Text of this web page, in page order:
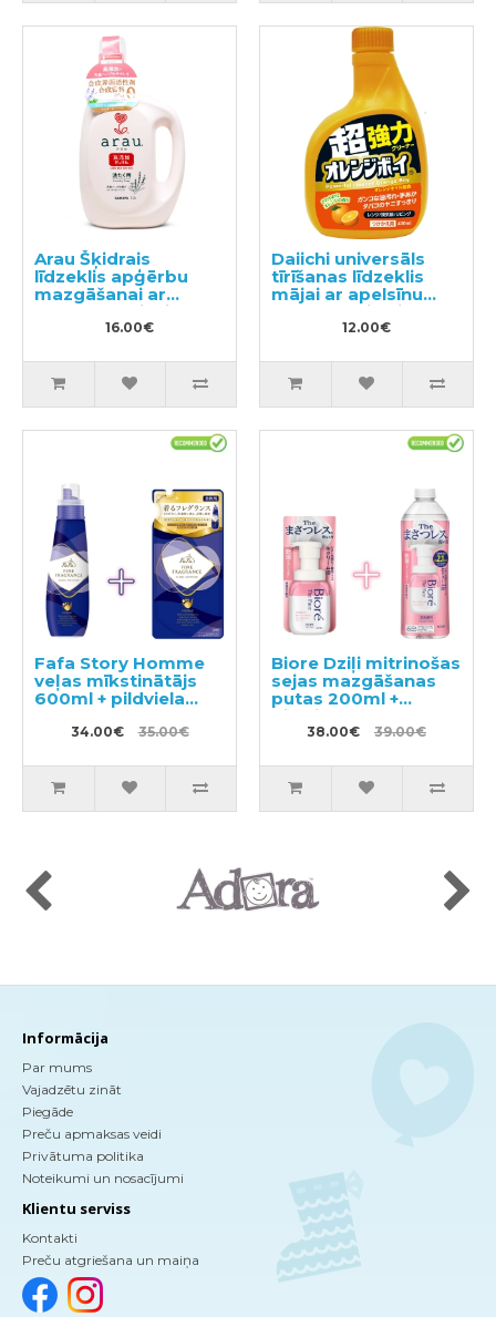
Arau Šķidrais
līdzeklis apģērbu
mazgāšanai ar
sastāvam pievienoto
lavandas un
ekstraktu 1200ml
16.00€
Daiichi universāls
tīrīšanas līdzeklis
mājai ar apelsīnu
aromātu pildviela
12.00€
Fafa Story Homme
veļas mīkstinātājs
600ml + pildviela
34.00€ 35.00€
Biore Dziļi mitrinošas
sejas mazgāšanas
putas 200ml +
pildviela 340ml
38.00€ 39.00€
Informācija
Par mums
Vajadzētu zināt
Piegāde
Preču apmaksas veidi
Privātuma politika
Noteikumi un nosacījumi
Klientu serviss
Kontakti
Preču atgriešana un maiņa